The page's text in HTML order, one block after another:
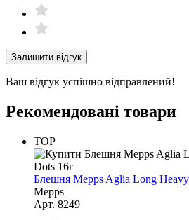
Залишити відгук
Ваш відгук успішно відправлений!
Рекомендовані товари
TOP
Блешня Mepps Aglia Long
Mepps
Арт. 8249